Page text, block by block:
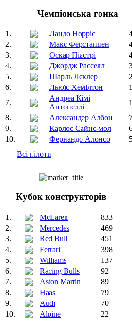
Чемпіонська гонка
1. Ландо Норріс
2.
Макс Ферстаппен
3.
Оскар Піастрі
4.
Джордж Расселл
5.
Шарль Леклер
6.
Льюїс Хемілтон
7.
Андреа Кімі
Антонеллі
8.
Александер Албон
9.
Карлос Сайнс-мол
10.
Фернандо Алонсо
Всі пілоти
Кубок конструкторів
1. McLaren
833
2.
Mercedes
469
3.
Red Bull
451
4.
Ferrari
398
5.
Williams
137
6.
Racing Bulls
92
7.
Aston Martin
89
8.
Haas
79
9.
Audi
70
10.
Alpine
22